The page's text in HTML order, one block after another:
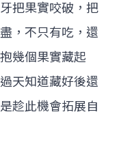
把果實咬破，把
，不只有吃，還
幾個果實藏起
天知道藏好後還
趁此機會拓展自